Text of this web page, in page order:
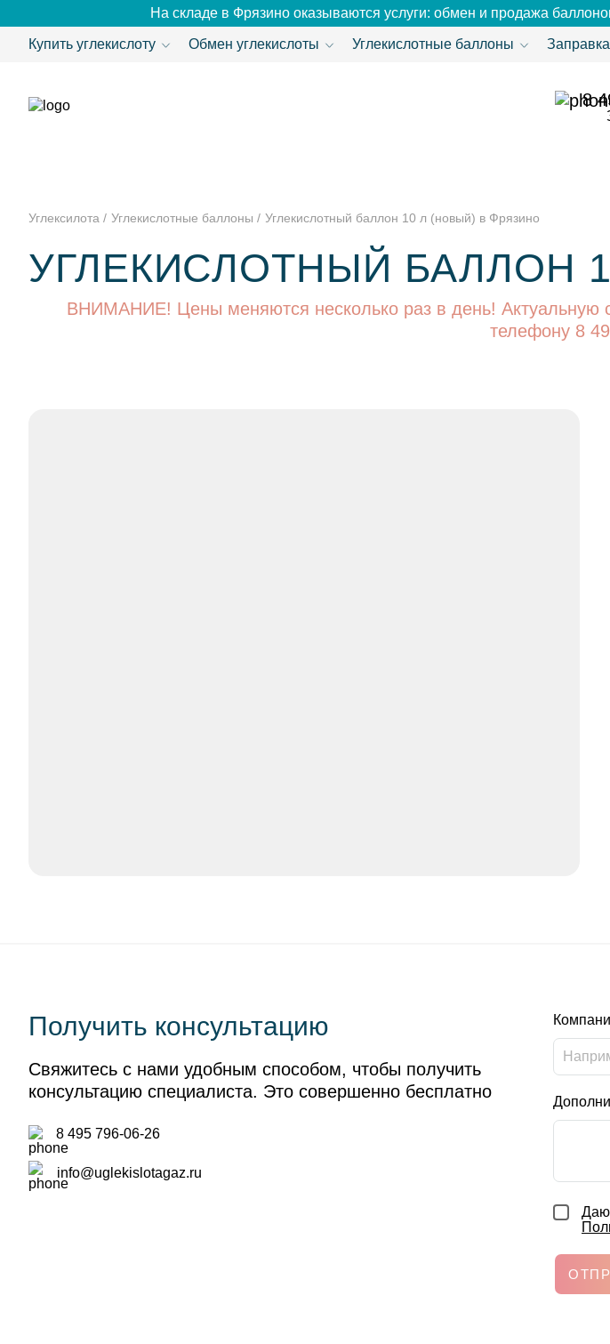
На складе в Фрязино оказываются услуги: обмен и продажа
Купить углекислоту Обмен углекислоты Углекислотные баллоны
8
Углексилота Углекислотные баллоны Углекислотный баллон 10 л (новый) в Фрязино
УГЛЕКИСЛОТНЫЙ БАЛЛОН
ВНИМАНИЕ! Цены меняются несколько раз в день! Актуальную
телефону 8
Получить консультацию
Свяжитесь с нами удобным способом, чтобы получить
консультацию специалиста. Это совершенно бесплатно
8 495 796-06-26
info@uglekislotagaz.ru
Даю